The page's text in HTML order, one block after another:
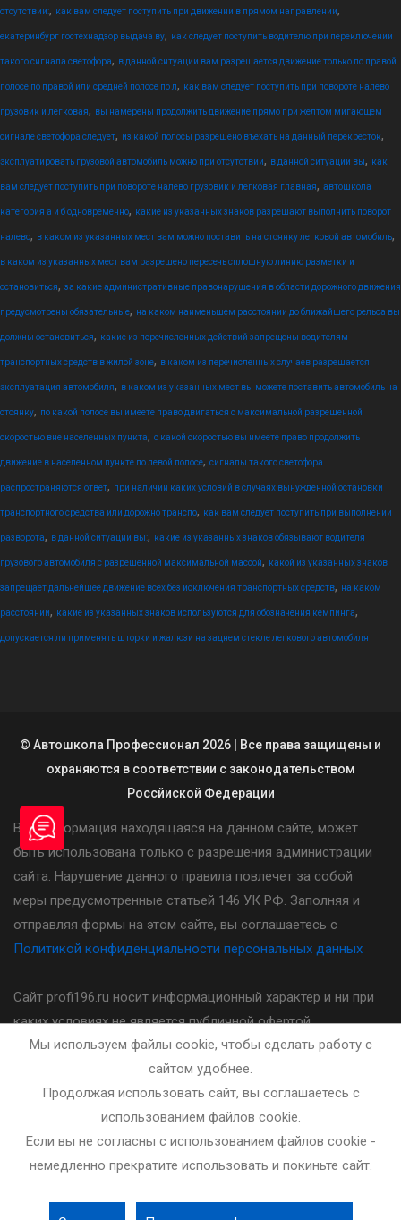
отсутствии:, как вам следует поступить при движении в прямом направлении,
екатеринбург гостехнадзор выдача ву, как следует поступить водителю при переключении
такого сигнала светофора, в данной ситуации вам разрешается движение только по правой
полосе по правой или средней полосе по л, как вам следует поступить при повороте налево
грузовик и легковая, вы намерены продолжить движение прямо при желтом мигающем
сигнале светофора следует, из какой полосы разрешено въехать на данный перекресток,
эксплуатировать грузовой автомобиль можно при отсутствии, в данной ситуации вы, как
вам следует поступить при повороте налево грузовик и легковая главная, автошкола
категория а и б одновременно, какие из указанных знаков разрешают выполнить поворот
налево, в каком из указанных мест вам можно поставить на стоянку легковой автомобиль,
в каком из указанных мест вам разрешено пересечь сплошную линию разметки и
остановиться, за какие административные правонарушения в области дорожного движения
предусмотрены обязательные, на каком наименьшем расстоянии до ближайшего рельса вы
должны остановиться, какие из перечисленных действий запрещены водителям
транспортных средств в жилой зоне, в каком из перечисленных случаев разрешается
эксплуатация автомобиля, в каком из указанных мест вы можете поставить автомобиль на
стоянку, по какой полосе вы имеете право двигаться с максимальной разрешенной
скоростью вне населенных пункта, с какой скоростью вы имеете право продолжить
движение в населенном пункте по левой полосе, сигналы такого светофора
распространяются ответ, при наличии каких условий в случаях вынужденной остановки
транспортного средства или дорожно транспо, как вам следует поступить при выполнении
разворота, в данной ситуации вы:, какие из указанных знаков обязывают водителя
грузового автомобиля с разрешенной максимальной массой, какой из указанных знаков
запрещает дальнейшее движение всех без исключения транспортных средств, на каком
расстоянии, какие из указанных знаков используются для обозначения кемпинга,
допускается ли применять шторки и жалюзи на заднем стекле легкового автомобиля
© Автошкола Профессионал 2026 | Все права защищены и
охраняются в соответствии с законодательством
Россйиской Федерации
Вся информация находящаяся на данном сайте, может
быть использована только с разрешения администрации
сайта. Нарушение данного правила повлечет за собой
меры предусмотренные статьей 146 УК РФ. Заполняя и
отправляя формы на этом сайте, вы соглашаетесь с
Политикой конфиденциальности персональных данных
Сайт profi196.ru носит информационный характер и ни при
каких условиях не является публичной офертой,
определяемой положениями статьи 437(2) Гражданского
кодекса Российской Федерации. Стоимость, порядок и
другие условия предоставления услуг указанных на сайте
необходимо уточнять у администратора автошколы.
Разработка и сопровождение сайта - bleaksoft.ru
Мы используем файлы cookie, чтобы сделать работу с
сайтом удобнее.
Продолжая использовать сайт, вы соглашаетесь с
использованием файлов cookie.
Если вы не согласны с использованием файлов cookie -
немедленно прекратите использовать и покиньте сайт.